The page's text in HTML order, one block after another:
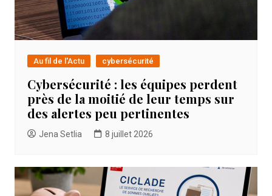
Au fil de l'Actu cybersécurité
Cybersécurité : les équipes perdent
près de la moitié de leur temps sur
des alertes peu pertinentes
Jena Setlia 8 juillet 2026